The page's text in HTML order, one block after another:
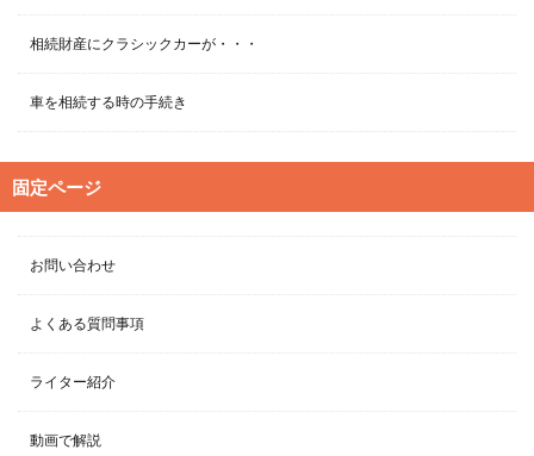
相続財産にクラシックカーが・・・
車を相続する時の手続き
固定ページ
お問い合わせ
よくある質問事項
ライター紹介
動画で解説